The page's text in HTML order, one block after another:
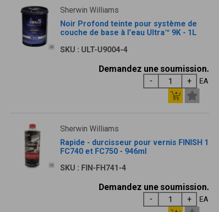
Sherwin Williams
Noir Profond teinte pour système de
couche de base à l'eau Ultra™ 9K - 1L
SKU : ULT-U9004-4
Demandez une soumission.
EA
Sherwin Williams
Rapide - durcisseur pour vernis FINISH 1
FC740 et FC750 - 946ml
SKU : FIN-FH741-4
Demandez une soumission.
EA